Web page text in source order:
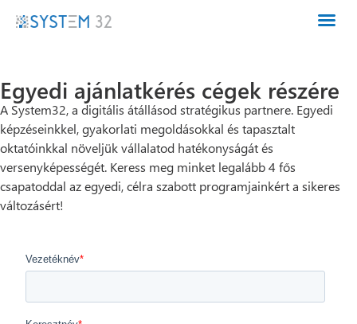
Egyedi ajánlatkérés cégek részére
A System32, a digitális átállásod stratégikus partnere. Egyedi
képzéseinkkel, gyakorlati megoldásokkal és tapasztalt
oktatóinkkal növeljük vállalatod hatékonyságát és
versenyképességét. Keress meg minket legalább 4 fős
csapatoddal az egyedi, célra szabott programjainkért a sikeres
változásért!